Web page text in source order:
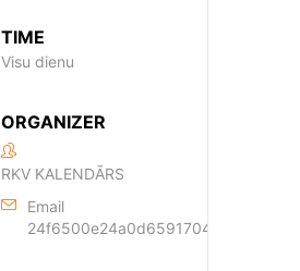
TIME
Visu dienu
ORGANIZER
RKV KALENDĀRS
Email